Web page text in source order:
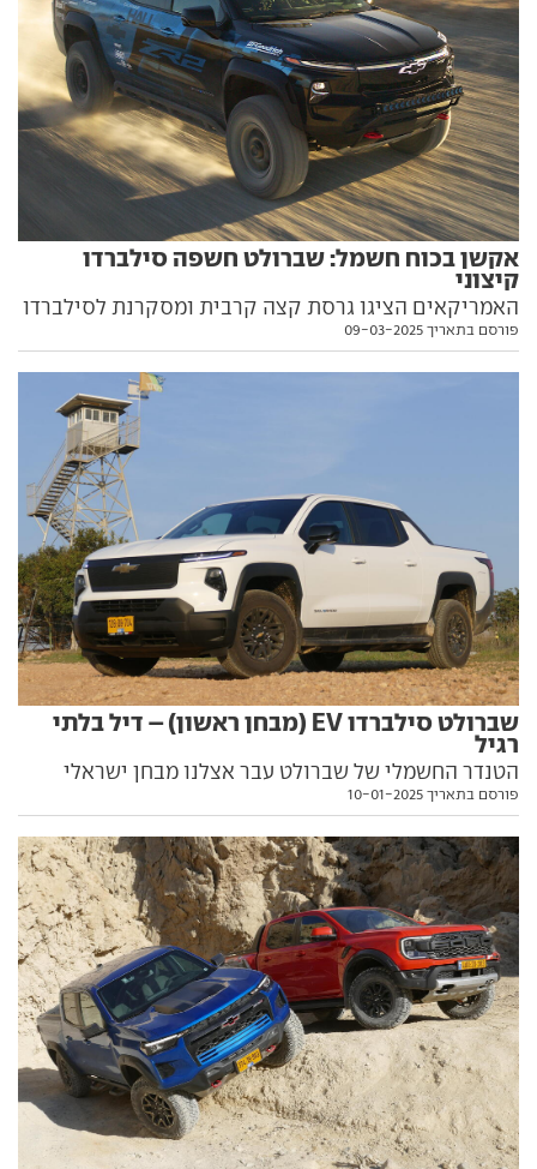
אקשן בכוח חשמל: שברולט חשפה סילברדו
קיצוני
האמריקאים הציגו גרסת קצה קרבית ומסקרנת לסילברדו
החשמלי, עבור מחפשי הריגוש בשטח. הנה כל מה שצריך
פורסם בתאריך 09-03-2025
שברולט סילברדו EV (מבחן ראשון) – דיל בלתי
רגיל
הטנדר החשמלי של שברולט עבר אצלנו מבחן ישראלי
מסולר? התשובה חד-משמעית
פורסם בתאריך 10-01-2025